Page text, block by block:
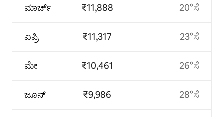
ಮಾರ್ಚ್
ಏಪ್ರಿ
ಮೇ
ಜೂನ್
₹11,888
₹11,317
₹10,461
₹9,986
20°ಸೆ
23°ಸೆ
26°ಸೆ
28°ಸೆ